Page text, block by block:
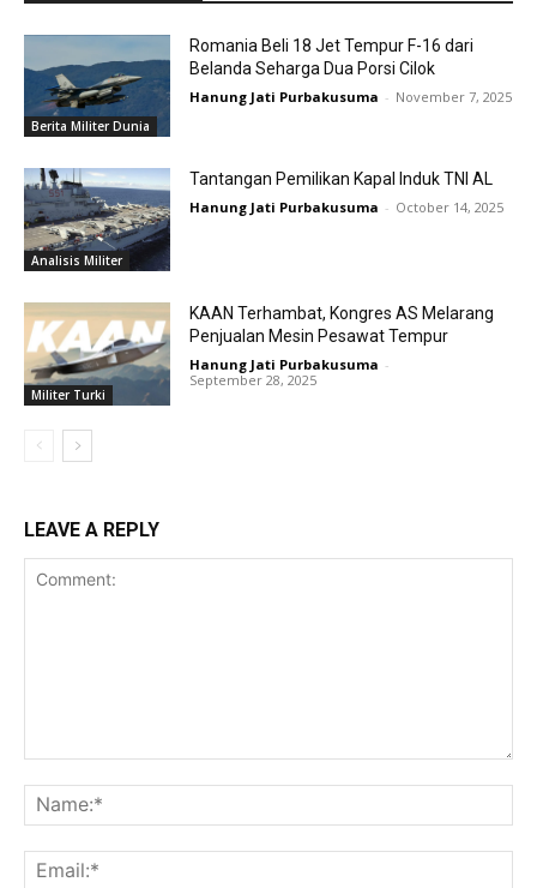
Berita Militer Dunia
Romania Beli 18 Jet Tempur F-16 dari
Belanda Seharga Dua Porsi Cilok
Hanung Jati Purbakusuma - November 7, 2025
Analisis Militer
Tantangan Pemilikan Kapal Induk TNI AL
Hanung Jati Purbakusuma - October 14, 2025
Militer Turki
KAAN Terhambat, Kongres AS Melarang
Penjualan Mesin Pesawat Tempur
Hanung Jati Purbakusuma -
September 28, 2025
LEAVE A REPLY